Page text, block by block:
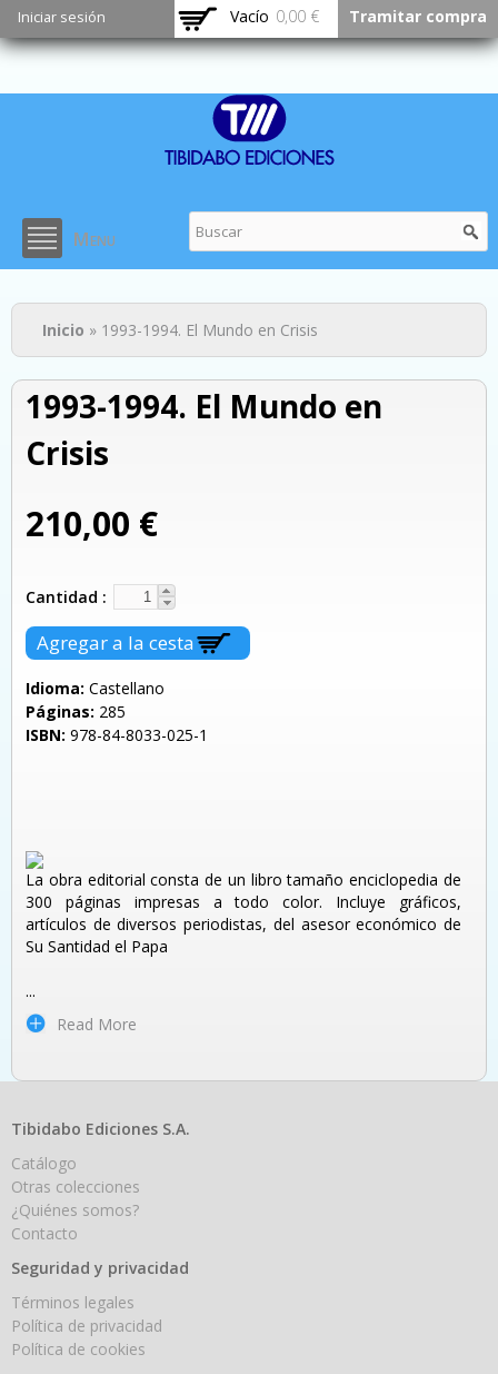
Pasar al
contenido
principal
Iniciar sesión Vacío 0,00 € Tramitar compra
Menu
Usted está aquí
Inicio » 1993-1994. El Mundo en Crisis
1993-1994. El Mundo en
Crisis
210,00 €
Cantidad
Idioma: Castellano
Páginas: 285
ISBN: 978-84-8033-025-1
La obra editorial consta de un libro tamaño enciclopedia de
300 páginas impresas a todo color. Incluye gráficos,
artículos de diversos periodistas, del asesor económico de
Su Santidad el Papa
...
Read More
Tibidabo Ediciones S.A.
Catálogo
Otras colecciones
¿Quiénes somos?
Contacto
Seguridad y privacidad
Términos legales
Política de privacidad
Política de cookies